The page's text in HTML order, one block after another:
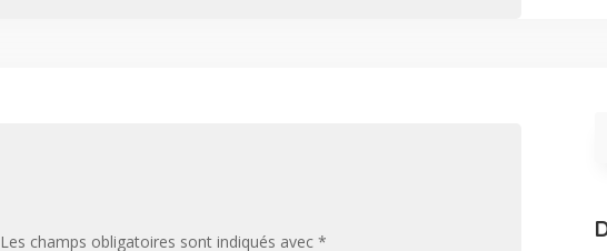
Les champs obligatoires sont indiqués avec *